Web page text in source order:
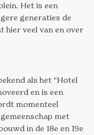
Het is een
generaties de
hier veel van en over
als het “Hotel
en is een
momenteel
met
in de 18e en 19e